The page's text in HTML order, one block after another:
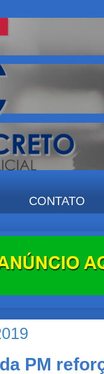
CONTATO
PM